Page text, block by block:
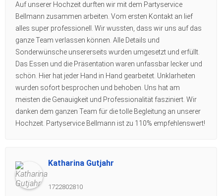
Auf unserer Hochzeit durften wir mit dem Partyservice
Bellmann zusammen arbeiten. Vom ersten Kontakt an lief
alles super professionell. Wir wussten, dass wir uns auf das
ganze Team verlassen können. Alle Details und
Sonderwünsche unsererseits wurden umgesetzt und erfüllt.
Das Essen und die Präsentation waren unfassbar lecker und
schön. Hier hat jeder Hand in Hand gearbeitet. Unklarheiten
wurden sofort besprochen und behoben. Uns hat am
meisten die Genauigkeit und Professionalität fasziniert. Wir
danken dem ganzen Team für die tolle Begleitung an unserer
Hochzeit. Partyservice Bellmann ist zu 110% empfehlenswert!
Katharina Gutjahr
1722802810